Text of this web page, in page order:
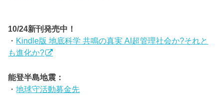
10/24新刊発売中！
・ Kindle版 地底科学 共鳴の真実 AI超管理社会か?それと
も進化か?
能登半島地震：
・地球守活動募金先